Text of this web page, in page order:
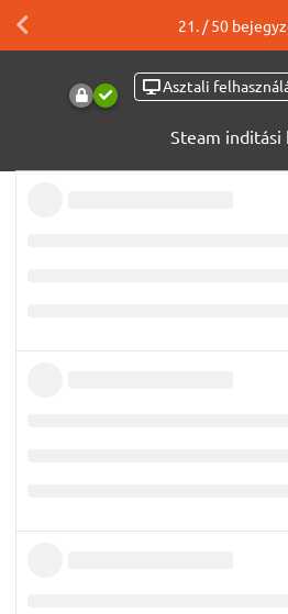
Asztali
Steam inditási
21. /50